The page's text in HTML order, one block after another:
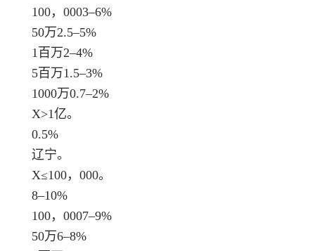
100，0003–6%
50万2.5–5%
1百万2–4%
5百万1.5–3%
1000万0.7–2%
X>1亿。
0.5%
辽宁。
X≤100，000。
8–10%
100，0007–9%
50万6–8%